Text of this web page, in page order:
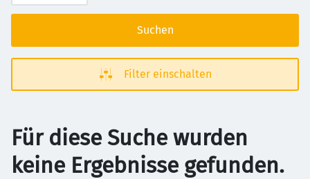
Suchen
Filter einschalten
Für diese Suche wurden
keine Ergebnisse gefunden.